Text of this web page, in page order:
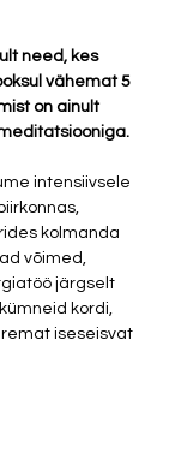
need, kes
vähemat 5
on ainult
intensiivsele
kolmanda
võimed,
järgselt
kordi,
iseseisvat